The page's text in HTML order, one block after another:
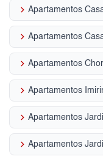
keyboard_arrow_right Apartamentos
keyboard_arrow_right Apartamentos
keyboard_arrow_right Apartamentos
keyboard_arrow_right Apartamentos
keyboard_arrow_right Apartamentos
keyboard_arrow_right Apartamentos